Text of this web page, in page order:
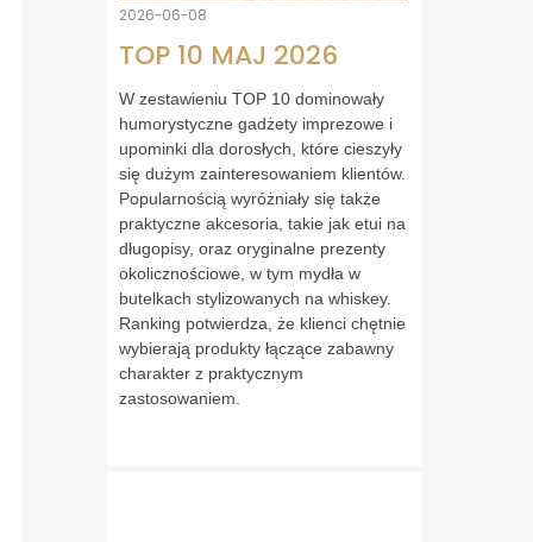
2026-06-08
TOP 10 MAJ 2026
W zestawieniu TOP 10 dominowały
humorystyczne gadżety imprezowe i
upominki dla dorosłych, które cieszyły
się dużym zainteresowaniem klientów.
Popularnością wyróżniały się także
praktyczne akcesoria, takie jak etui na
długopisy, oraz oryginalne prezenty
okolicznościowe, w tym mydła w
butelkach stylizowanych na whiskey.
Ranking potwierdza, że klienci chętnie
wybierają produkty łączące zabawny
charakter z praktycznym
zastosowaniem.